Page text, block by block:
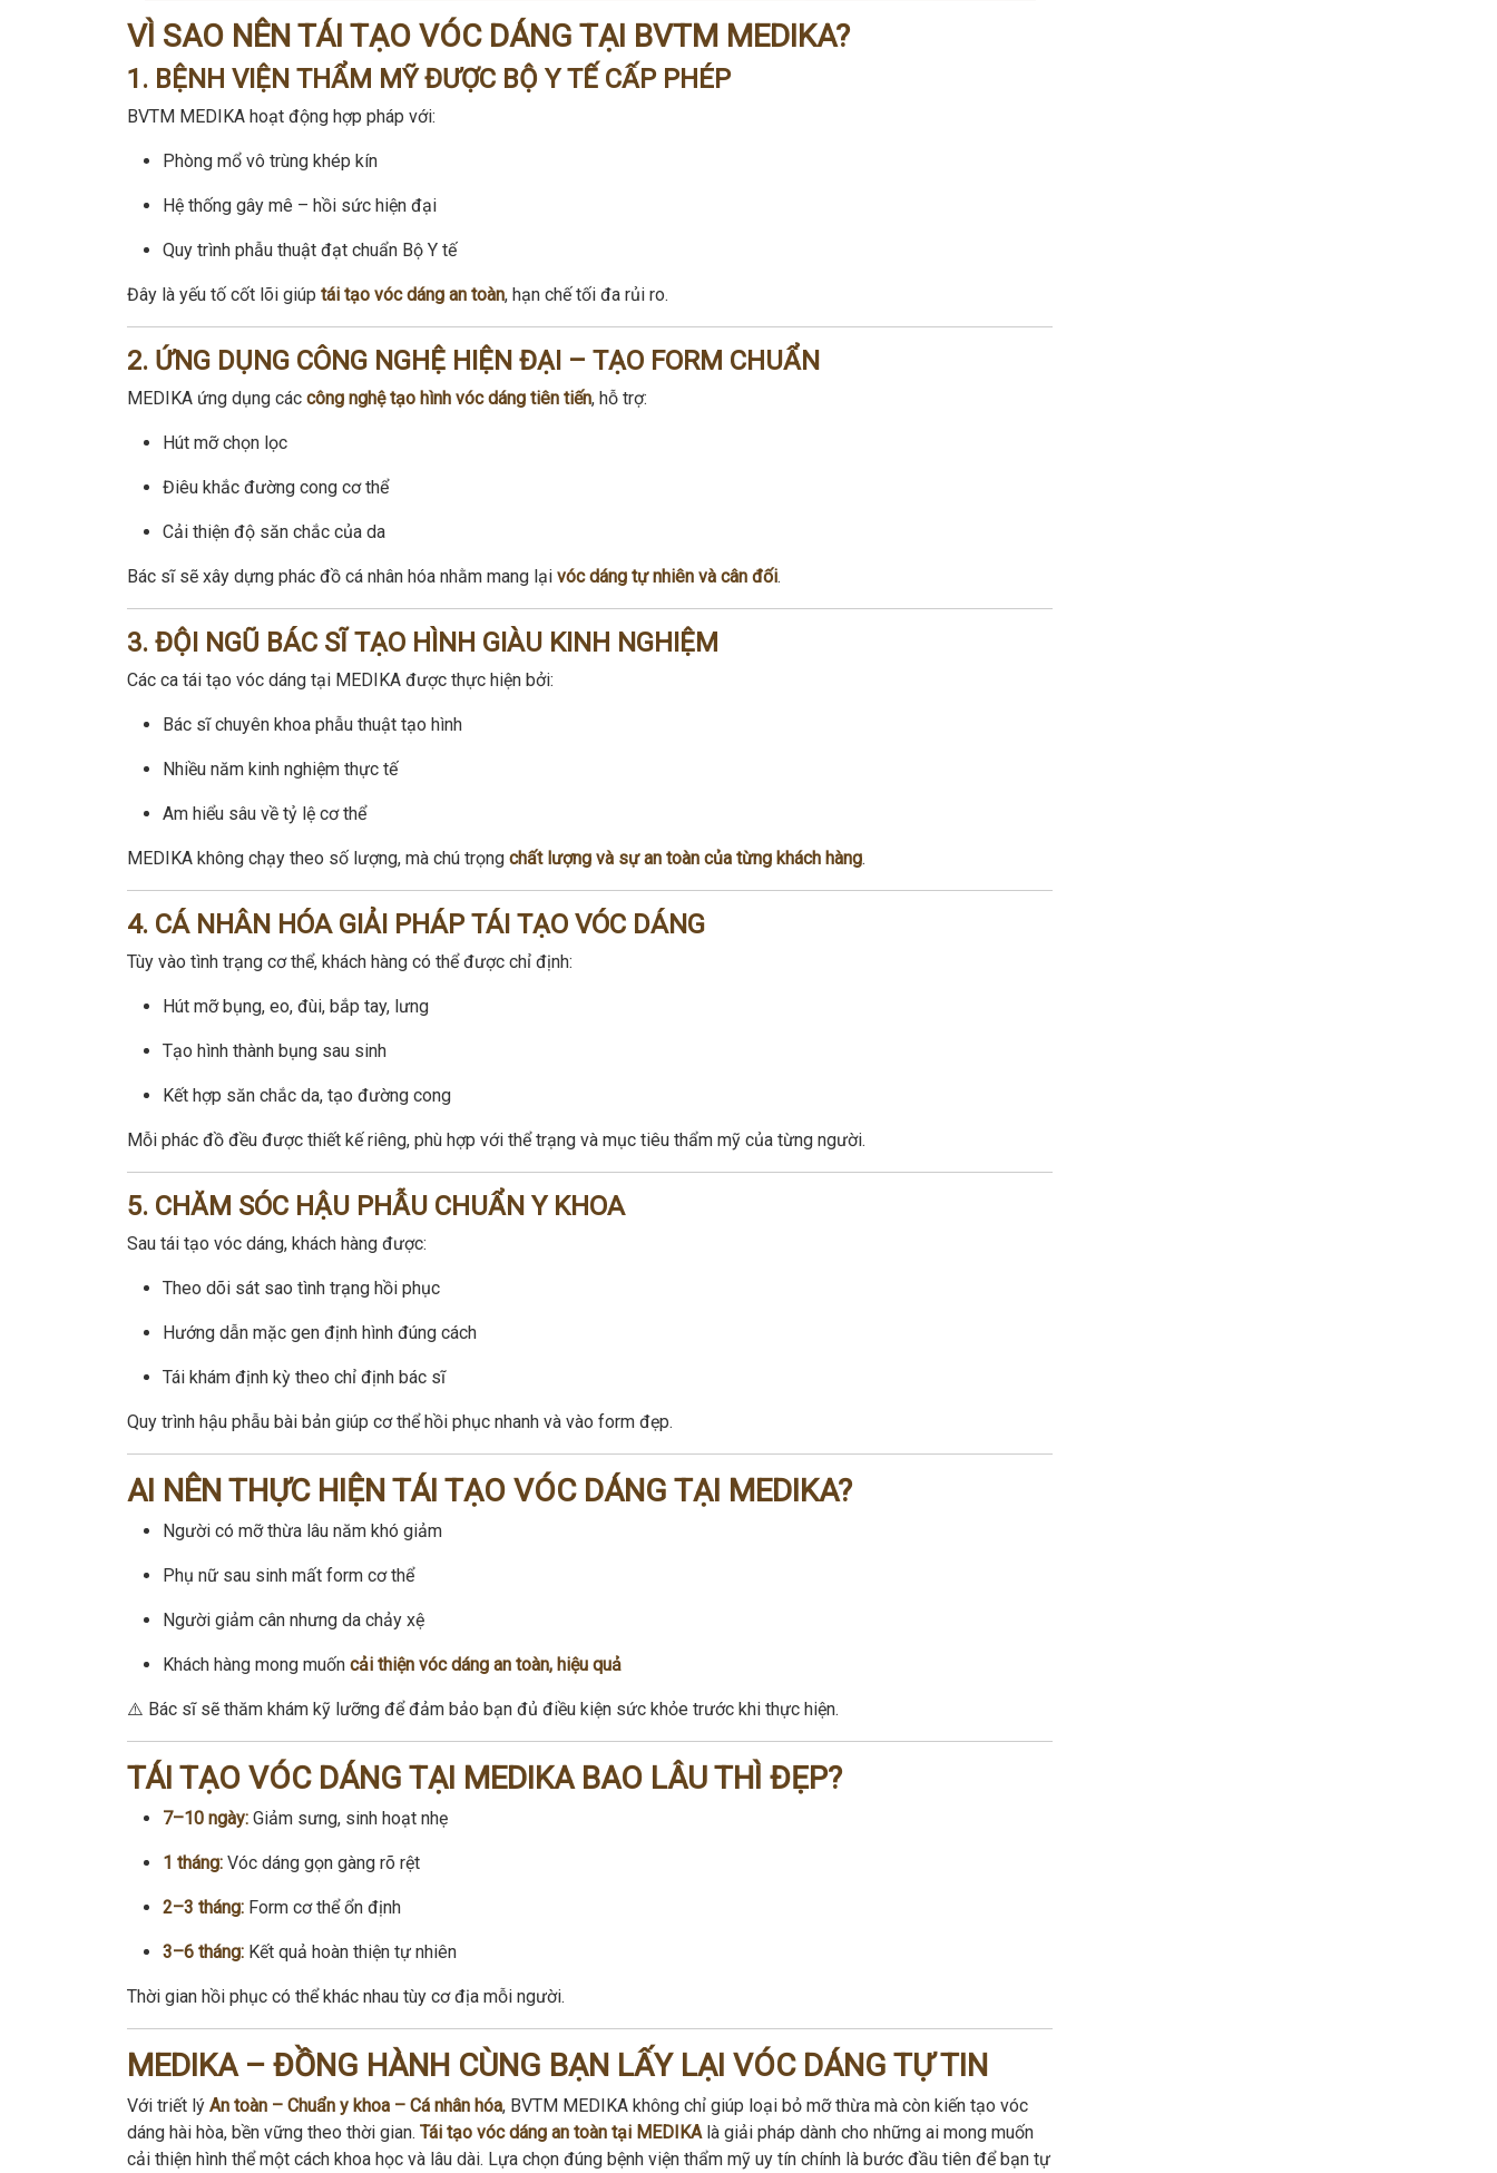
VÌ SAO NÊN TÁI TẠO VÓC DÁNG TẠI BVTM MEDIKA?
1. BỆNH VIỆN THẨM MỸ ĐƯỢC BỘ Y TẾ CẤP PHÉP
BVTM MEDIKA hoạt động hợp pháp với:
Phòng mổ vô trùng khép kín
Hệ thống gây mê – hồi sức hiện đại
Quy trình phẫu thuật đạt chuẩn Bộ Y tế
Đây là yếu tố cốt lõi giúp tái tạo vóc dáng an toàn, hạn chế tối đa rủi ro.
2. ỨNG DỤNG CÔNG NGHỆ HIỆN ĐẠI – TẠO FORM CHUẨN
MEDIKA ứng dụng các công nghệ tạo hình vóc dáng tiên tiến, hỗ trợ:
Hút mỡ chọn lọc
Điêu khắc đường cong cơ thể
Cải thiện độ săn chắc của da
Bác sĩ sẽ xây dựng phác đồ cá nhân hóa nhằm mang lại vóc dáng tự nhiên và cân đối.
3. ĐỘI NGŨ BÁC SĨ TẠO HÌNH GIÀU KINH NGHIỆM
Các ca tái tạo vóc dáng tại MEDIKA được thực hiện bởi:
Bác sĩ chuyên khoa phẫu thuật tạo hình
Nhiều năm kinh nghiệm thực tế
Am hiểu sâu về tỷ lệ cơ thể
MEDIKA không chạy theo số lượng, mà chú trọng chất lượng và sự an toàn của từng khách hàng.
4. CÁ NHÂN HÓA GIẢI PHÁP TÁI TẠO VÓC DÁNG
Tùy vào tình trạng cơ thể, khách hàng có thể được chỉ định:
Hút mỡ bụng, eo, đùi, bắp tay, lưng
Tạo hình thành bụng sau sinh
Kết hợp săn chắc da, tạo đường cong
Mỗi phác đồ đều được thiết kế riêng, phù hợp với thể trạng và mục tiêu thẩm mỹ của từng người.
5. CHĂM SÓC HẬU PHẪU CHUẨN Y KHOA
Sau tái tạo vóc dáng, khách hàng được:
Theo dõi sát sao tình trạng hồi phục
Hướng dẫn mặc gen định hình đúng cách
Tái khám định kỳ theo chỉ định bác sĩ
Quy trình hậu phẫu bài bản giúp cơ thể hồi phục nhanh và vào form đẹp.
AI NÊN THỰC HIỆN TÁI TẠO VÓC DÁNG TẠI MEDIKA?
Người có mỡ thừa lâu năm khó giảm
Phụ nữ sau sinh mất form cơ thể
Người giảm cân nhưng da chảy xệ
Khách hàng mong muốn cải thiện vóc dáng an toàn, hiệu quả
⚠️ Bác sĩ sẽ thăm khám kỹ lưỡng để đảm bảo bạn đủ điều kiện sức khỏe trước khi thực hiện.
TÁI TẠO VÓC DÁNG TẠI MEDIKA BAO LÂU THÌ ĐẸP?
7–10 ngày: Giảm sưng, sinh hoạt nhẹ
1 tháng: Vóc dáng gọn gàng rõ rệt
2–3 tháng: Form cơ thể ổn định
3–6 tháng: Kết quả hoàn thiện tự nhiên
Thời gian hồi phục có thể khác nhau tùy cơ địa mỗi người.
MEDIKA – ĐỒNG HÀNH CÙNG BẠN LẤY LẠI VÓC DÁNG TỰ TIN
Với triết lý An toàn – Chuẩn y khoa – Cá nhân hóa, BVTM MEDIKA không chỉ giúp loại bỏ mỡ thừa mà còn kiến tạo vóc
dáng hài hòa, bền vững theo thời gian. Tái tạo vóc dáng an toàn tại MEDIKAlà giải pháp dành cho những ai mong muốn
cải thiện hình thể một cách khoa học và lâu dài. Lựa chọn đúng bệnh viện thẩm mỹ uy tín chính là bước đầu tiên để bạn tự